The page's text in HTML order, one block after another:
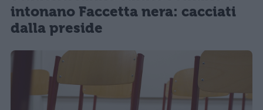
intonano Faccetta nera: cacciati
dalla preside